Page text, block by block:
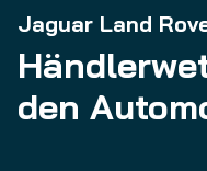
Jaguar Land
den